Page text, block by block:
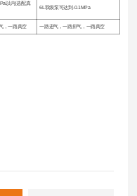
以内(选配真
6L双级泵可达到-0.1MPa
，一路真空 一路进气，一路排气，一路真空